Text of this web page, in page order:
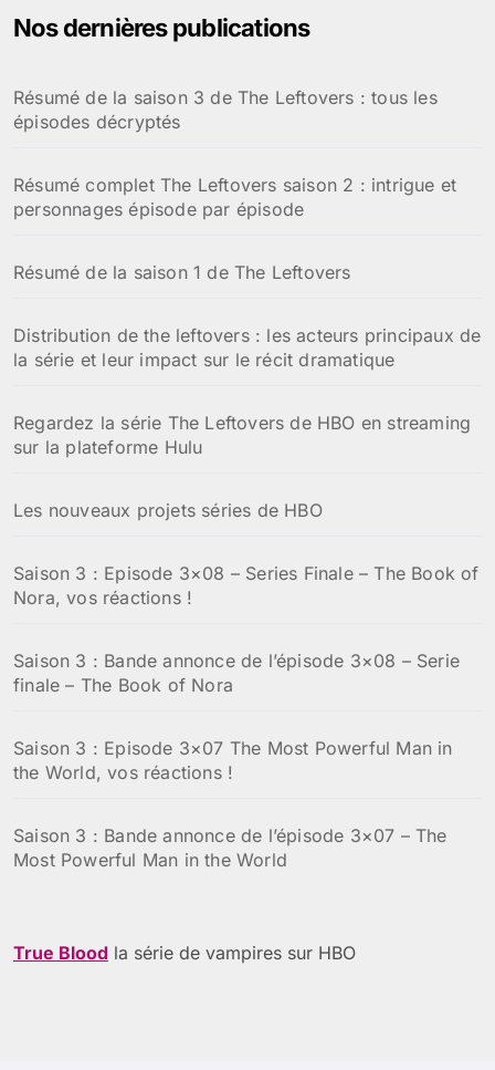
:Nos dernières publications
Résumé de la saison 3 de The Leftovers : tous les
épisodes décryptés
Résumé complet The Leftovers saison 2 : intrigue et
personnages épisode par épisode
Résumé de la saison 1 de The Leftovers
Distribution de the leftovers : les acteurs principaux de
la série et leur impact sur le récit dramatique
Regardez la série The Leftovers de HBO en streaming
sur la plateforme Hulu
Les nouveaux projets séries de HBO
Saison 3 : Episode 3×08 – Series Finale – The Book of
Nora, vos réactions !
Saison 3 : Bande annonce de l’épisode 3×08 – Serie
finale – The Book of Nora
Saison 3 : Episode 3×07 The Most Powerful Man in
the World, vos réactions !
Saison 3 : Bande annonce de l’épisode 3×07 – The
Most Powerful Man in the World
True Blood la série de vampires sur HBO